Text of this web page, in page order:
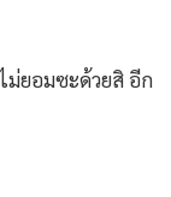
ม่ยอมซะด้วยสิ อีก